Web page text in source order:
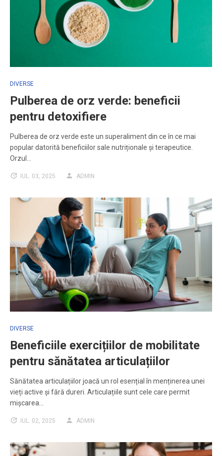
DIVERSE
Pulberea de orz verde: beneficii
pentru detoxifiere
Pulberea de orz verde este un superaliment din ce în ce mai
popular datorită beneficiilor sale nutriționale și terapeutice.
Orzul…
IUL. 03, 2025 ADMIN
DIVERSE
Beneficiile exercițiilor de mobilitate
pentru sănătatea articulațiilor
Sănătatea articulațiilor joacă un rol esențial în menținerea unei
vieți active și fără dureri. Articulațiile sunt cele care permit
mișcarea…
IUL. 02, 2025 ADMIN